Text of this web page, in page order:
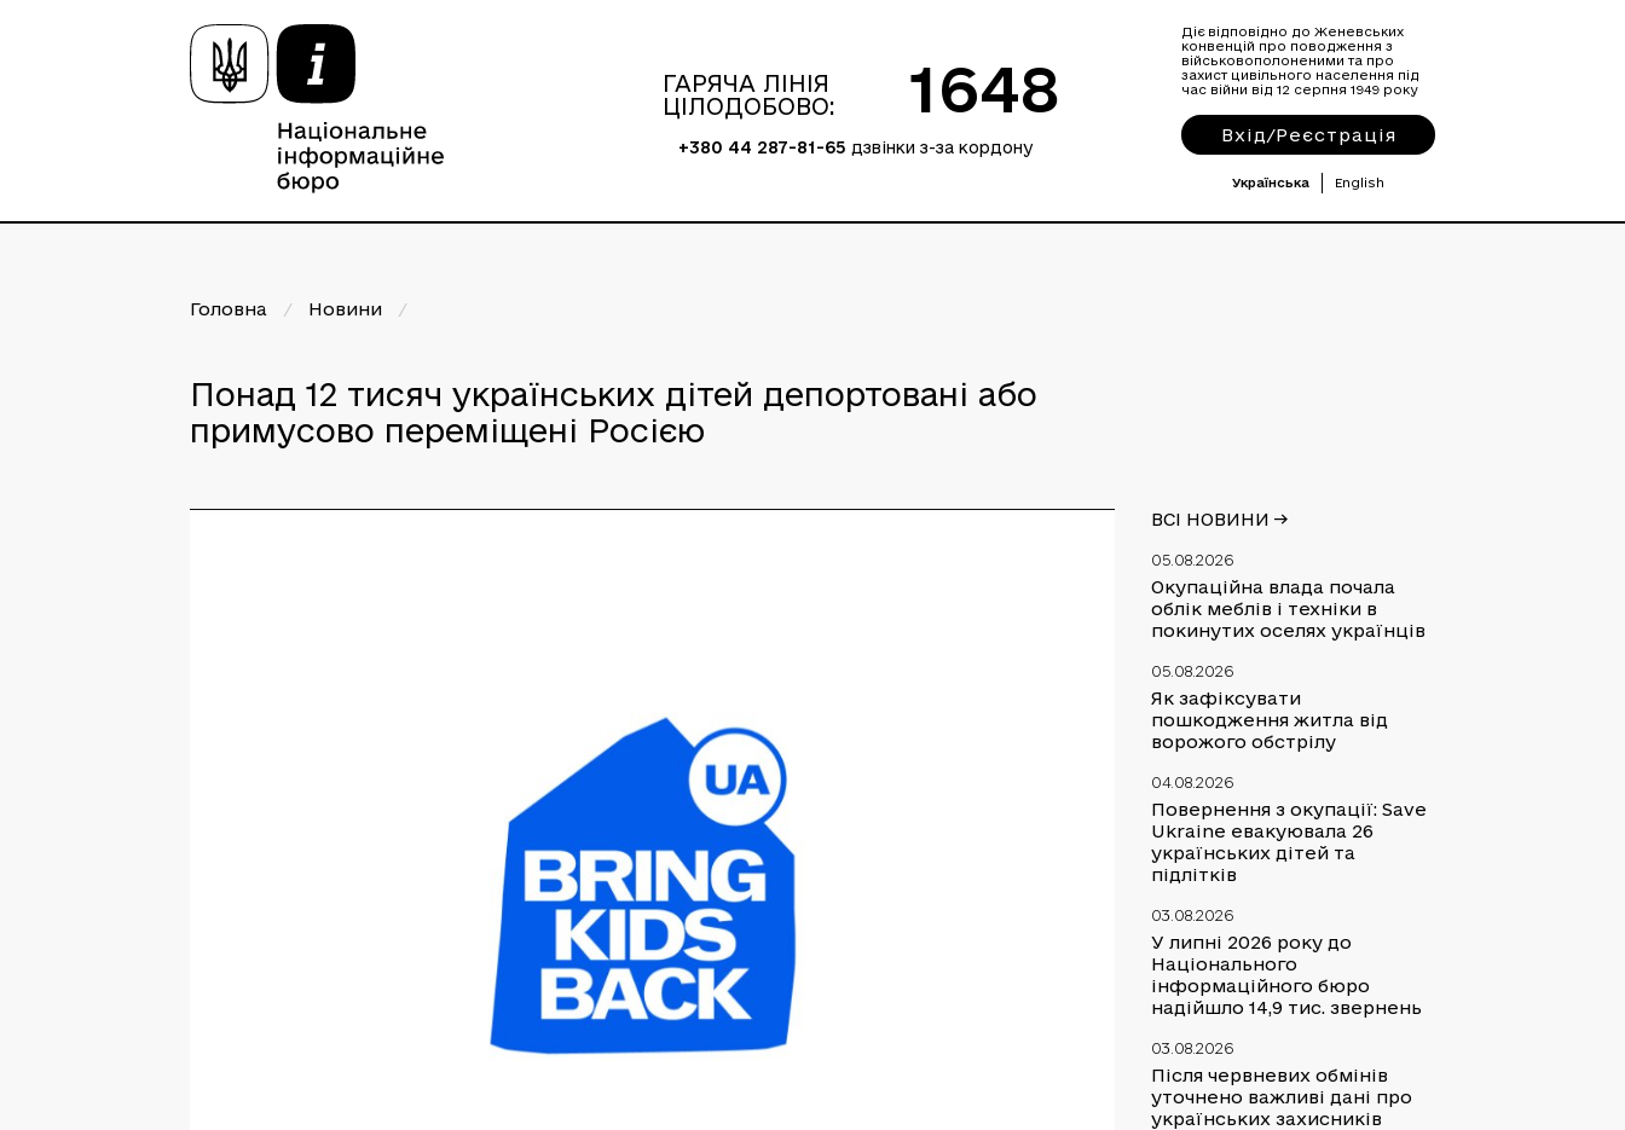
ГАРЯЧА ЛІНІЯ
ЦІЛОДОБОВО:
1648
+380 44 287-81-65 дзвінки з-за кордону
Діє відповідно до Женевських
конвенцій про поводження з
військовополоненими та про
захист цивільного населення під
час війни від 12 серпня 1949 року
Вхід/Реєстрація
Українська English
Головна / Новини /
Понад 12 тисяч українських дітей депортовані або
примусово переміщені Росією
ВСІ НОВИНИ ->
05.08.2026
Окупаційна влада почала
облік меблів і техніки в
покинутих оселях українців
05.08.2026
Як зафіксувати
пошкодження житла від
ворожого обстрілу
04.08.2026
Повернення з окупації: Save
Ukraine евакуювала 26
українських дітей та
підлітків
03.08.2026
У липні 2026 року до
Національного
інформаційного бюро
надійшло 14,9 тис. звернень
03.08.2026
Після червневих обмінів
уточнено важливі дані про
українських захисників